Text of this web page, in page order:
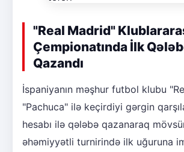
"Real Madrid"
Çempionatında İlk
Qazandı
İspaniyanın məşhur futbol klubu
"Pachuca" ilə keçirdiyi gərgin
hesabı ilə qələbə qazanaraq
əhəmiyyətli turnirində ilk uğuruna